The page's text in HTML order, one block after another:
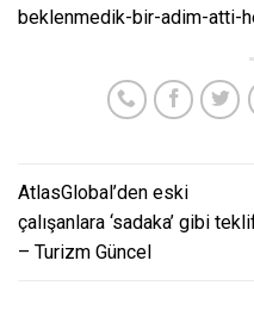
beklenmedik-bir-adim-atti-
AtlasGlobal’den eski
çalışanlara ‘sadaka’ gibi
– Turizm Güncel